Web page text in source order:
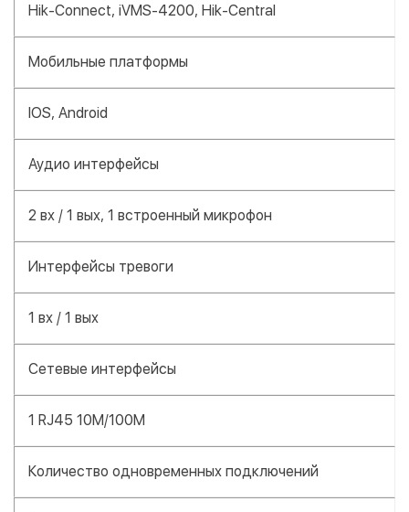
Hik-Connect, iVMS-4200, Hik-Central
Мобильные платформы
IOS, Android
Аудио интерфейсы
2 вх / 1 вых, 1 встроенный микрофон
Интерфейсы тревоги
1 вх / 1 вых
Сетевые интерфейсы
1 RJ45 10M/100M
Количество одновременных подключений